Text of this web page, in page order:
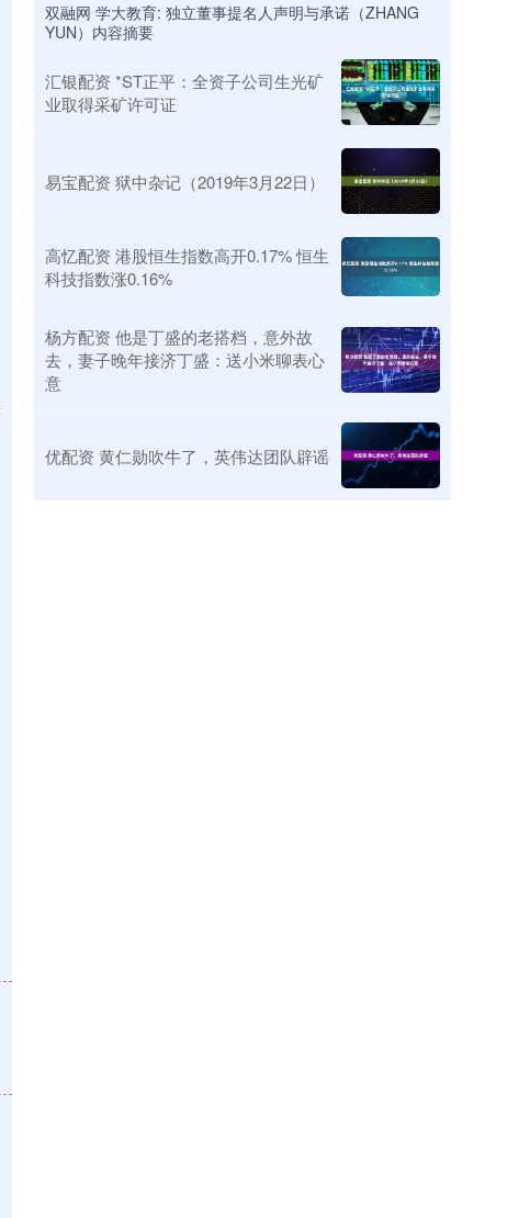
双融网 学大教育: 独立董事提名人声明与承诺（ZHANG
YUN）内容摘要
汇银配资 *ST正平：全资子公司生光矿
业取得采矿许可证
易宝配资 狱中杂记（2019年3月22日）
高忆配资 港股恒生指数高开0.17% 恒生
科技指数涨0.16%
杨方配资 他是丁盛的老搭档，意外故
去，妻子晚年接济丁盛：送小米聊表心
意
优配资 黄仁勋吹牛了，英伟达团队辟谣